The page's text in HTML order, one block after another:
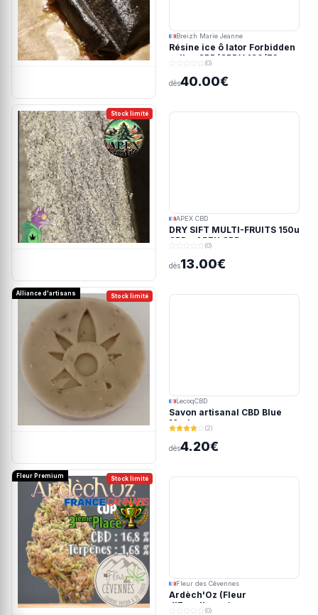
Breizh Marie Jeanne
Résine ice ô lator Forbidden
valley CBD/CBDV 190/73u
(0)
dès40.00€
Stock limité
APEX CBD
DRY SIFT MULTI-FRUITS 150u
CBD - APEX CBD
(0)
dès13.00€
Stock limité
Alliance d'artisans
LecoqCBD
Savon artisanal CBD Blue
Meringue
(2)
dès4.20€
Stock limité
Fleur Premium
Fleur des Cévennes
Ardèch'Oz (Fleur
d'Excellence)
(0)